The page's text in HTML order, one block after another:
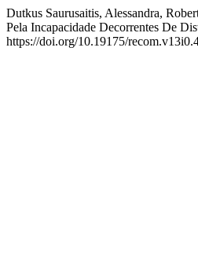
Dutkus Saurusaitis, Alessandra,
Pela Incapacidade Decorrentes De
https://doi.org/10.19175/